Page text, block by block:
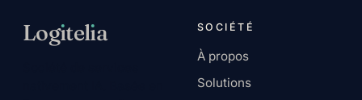
Logıtelıa SOCIÉTÉ
À propos
Solutions